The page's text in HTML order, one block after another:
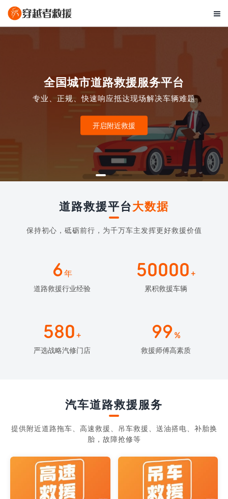

全国城市道路救援服务平台
专业、正规、快速响应抵达现场解决车辆难题
开启附近救援
道路救援平台大数据
保持初心，砥砺前行，为千万车主发挥更好救援价值
6年
道路救援行业经验
50000 +
累积救援车辆
580 +
严选战略汽修门店
99 %
救援师傅高素质
汽车道路救援服务
提供附近道路拖车、高速救援、吊车救援、送油搭电、补胎换
胎，故障抢修等